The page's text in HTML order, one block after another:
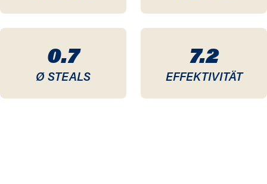
0.7
Ø STEALS
7.2
EFFEKTIVITÄT